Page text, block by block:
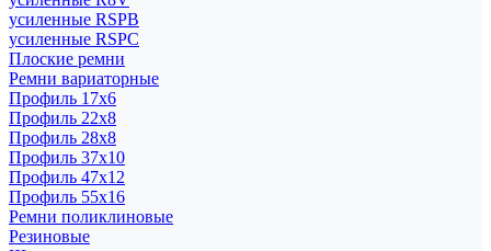
усиленные RSPB
усиленные RSPC
Плоские ремни
Ремни вариаторные
Профиль 17x6
Профиль 22x8
Профиль 28x8
Профиль 37x10
Профиль 47x12
Профиль 55x16
Ремни поликлиновые
Резиновые